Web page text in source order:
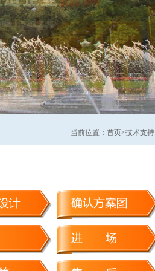
当前位置：首页>技术支持